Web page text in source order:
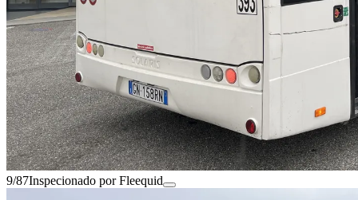
9/87Inspecionado por Fleequid